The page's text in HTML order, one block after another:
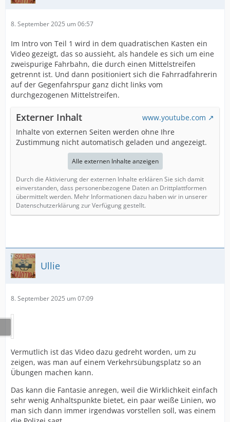
8. September 2025 um 06:57
Im Intro von Teil 1 wird in dem quadratischen Kasten ein
Video gezeigt, das so aussieht, als handele es sich um eine
zweispurige Fahrbahn, die durch einen Mittelstreifen
getrennt ist. Und dann positioniert sich die Fahrradfahrerin
auf der Gegenfahrspur ganz dicht links vom
durchgezogenen Mittelstreifen.
Externer Inhalt
www.youtube.com
Inhalte von externen Seiten werden ohne Ihre
Zustimmung nicht automatisch geladen und angezeigt.
Alle externen Inhalte anzeigen
Durch die Aktivierung der externen Inhalte erklären Sie sich damit
einverstanden, dass personenbezogene Daten an Drittplattformen
übermittelt werden. Mehr Informationen dazu haben wir in unserer
Datenschutzerklärung zur Verfügung gestellt.
Ullie
8. September 2025 um 07:09
Vermutlich ist das Video dazu gedreht worden, um zu
zeigen, was man auf einem Verkehrsübungsplatz so an
Übungen machen kann.
Das kann die Fantasie anregen, weil die Wirklichkeit einfach
sehr wenig Anhaltspunkte bietet, ein paar weiße Linien, wo
man sich dann immer irgendwas vorstellen soll, was einem